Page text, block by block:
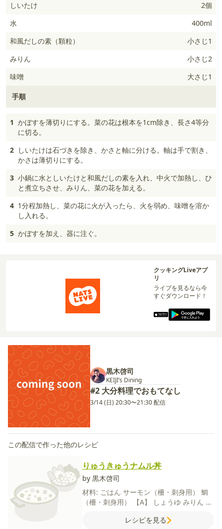
しいたけ
2個
水
400ml
和風だしの素（顆粒）
小さじ1
みりん
小さじ2
味噌
大さじ1
手順
1 かぼすを薄切りにする。菜の花は根本を1cm除き、長さ4等分
に切る。
2 しいたけは石づきを除き、かさと軸に分ける。軸は手で割き、
かさは薄切りにする。
3 小鍋に水としいたけと和風だしの素を入れ、中火で加熱し、ひ
と煮立ちさせ、みりん、菜の花を加える。
4 1分程加熱し、菜の花に火が入ったら、火を弱め、味噌を溶か
し入れる。
5 かぼすを加え、器に注ぐ。
クッキングLiveアプ
リ
ライブを見るなら今
すぐダウンロード！
黒木啓司
KEIJI’s Dining
#2 大分料理でおもてなし
3/14 (日) 20:30〜21:30 配信
この配信で作った他のレシピ
りゅうきゅうナムル丼
by 黒木啓司
材料: ごはん サーモン（柵・刺身用） 鯛
（柵・刺身用）
【A】 しょうゆ みりん 酒
鶏がらスープの素おろしにんにく
レシピを見る